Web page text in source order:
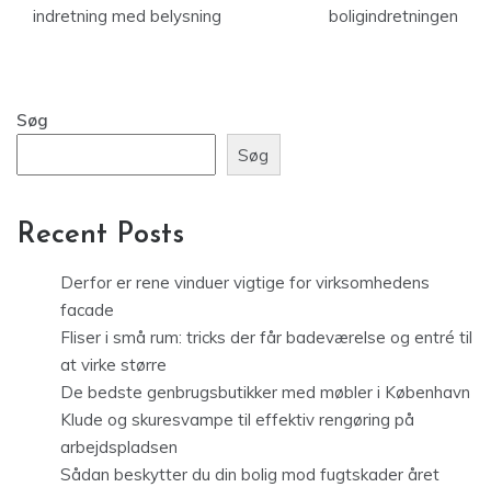
indretning med belysning
boligindretningen
Søg
Søg
Recent Posts
Derfor er rene vinduer vigtige for virksomhedens
facade
Fliser i små rum: tricks der får badeværelse og entré til
at virke større
De bedste genbrugsbutikker med møbler i København
Klude og skuresvampe til effektiv rengøring på
arbejdspladsen
Sådan beskytter du din bolig mod fugtskader året